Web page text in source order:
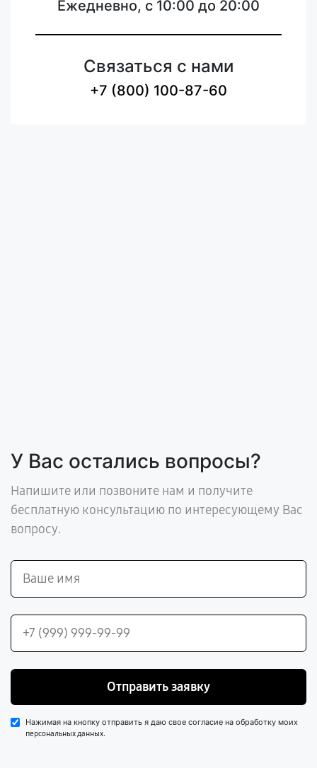
Ежедневно, с 10:00 до 20:00
Связаться с нами
+7 (800) 100-87-60
У Вас остались вопросы?
Напишите или позвоните нам и получите
бесплатную консультацию по интересующему Вас
вопросу.
Отправить заявку
Нажимая на кнопку отправить я даю свое согласие на обработку моих
персональных данных.